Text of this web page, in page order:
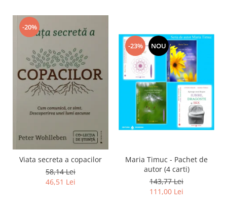
-20%
Viata secreta a copacilor
58,14 Lei
46,51 Lei
-23% NOU
Maria Timuc - Pachet de
autor (4 carti)
143,77 Lei
111,00 Lei